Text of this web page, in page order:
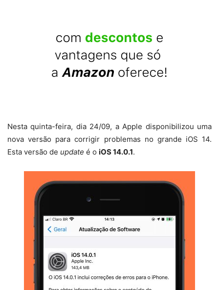
Nesta quinta-feira, dia 24/09, a Apple disponibilizou uma
nova versão para corrigir problemas no grande iOS 14.
Esta versão de update é o iOS 14.0.1.